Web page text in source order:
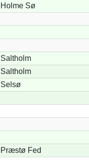
Holme Sø
Saltholm
Saltholm
Selsø
Præstø Fed